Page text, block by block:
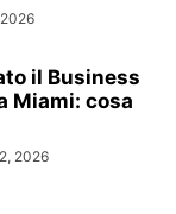
il Business
Miami: cosa
2026